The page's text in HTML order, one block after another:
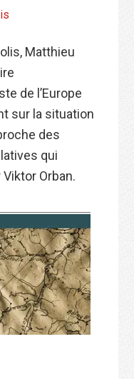
Matthieu
de l’Europe
sur la situation
des
qui
Orban.